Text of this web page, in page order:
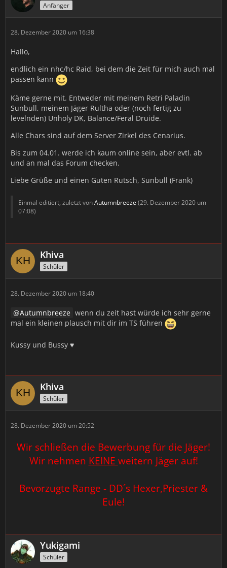
Anfänger
28. Dezember 2020 um 16:38
Hallo,
endlich ein nhc/hc Raid, bei dem die Zeit für mich auch mal
passen kann
Käme gerne mit. Entweder mit meinem Retri Paladin
Sunbull, meinem Jäger Rultha oder (noch fertig zu
levelnden) Unholy DK, Balance/Feral Druide.
Alle Chars sind auf dem Server Zirkel des Cenarius.
Bis zum 04.01. werde ich kaum online sein, aber evtl. ab
und an mal das Forum checken.
Liebe Grüße und einen Guten Rutsch, Sunbull (Frank)
Einmal editiert, zuletzt vonAutumnbreeze (29. Dezember 2020 um
07:08)
Khiva
Schüler
28. Dezember 2020 um 18:40
Autumnbreeze wenn du zeit hast würde ich sehr gerne
mal ein kleinen plausch mit dir im TS führen
Kussy und Bussy ♥
Khiva
Schüler
28. Dezember 2020 um 20:52
Wir schließen die Bewerbung für die Jäger!
Wir nehmen KEINE weitern Jäger auf!
Bevorzugte Range - DD´s Hexer,Priester &
Eule!
Yukigami
Schüler